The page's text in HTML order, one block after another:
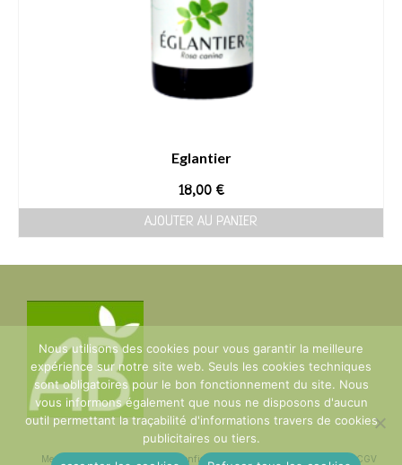
Eglantier
18,00 €
AJOUTER AU PANIER
Mentions Légales Politique de confidentialité CGV
Nous utilisons des cookies pour vous garantir la meilleure
expérience sur notre site web. Seuls les cookies techniques
sont obligatoires pour le bon fonctionnement du site. Nous
vous informons également que nous ne disposons d'aucun
outil permettant la traçabilité d'informations travers de cookies
publicitaires ou tiers.